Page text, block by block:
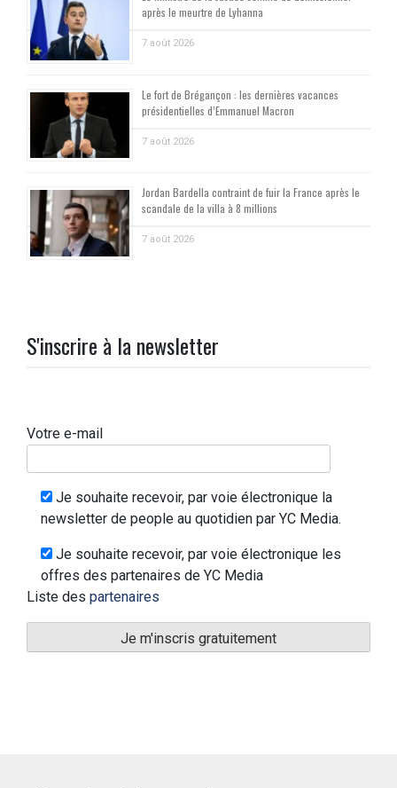
après le meurtre de Lyhanna
7 août 2026
Le fort de Brégançon : les dernières vacances
présidentielles d’Emmanuel Macron
7 août 2026
Jordan Bardella contraint de fuir la France après le
scandale de la villa à 8 millions
7 août 2026
S'inscrire à la newsletter
Votre e-mail
Je souhaite recevoir, par voie électronique la
newsletter de people au quotidien par YC Media.
Je souhaite recevoir, par voie électronique les
offres des partenaires de YC Media
Liste des partenaires